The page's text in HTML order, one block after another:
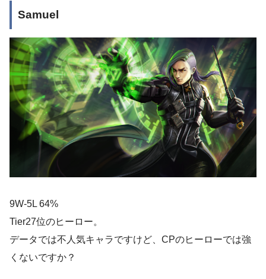
Samuel
9W-5L 64%
Tier27位のヒーロー。
データでは不人気キャラですけど、CPのヒーローでは強
くないですか？